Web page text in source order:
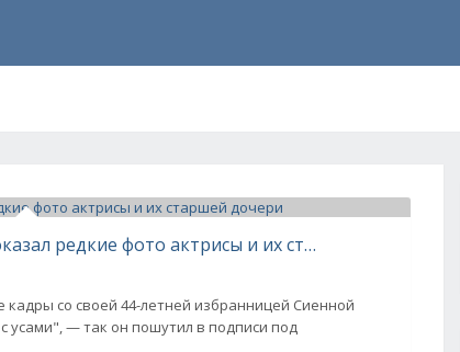
Бойфренд Сиенны Миллер Оли Грин показал редкие фото актрисы и их старшей дочери
со своей 44-летней избранницей Сиенной
усами", — так он пошутил в подписи под